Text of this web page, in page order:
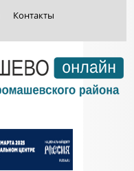
Контакты